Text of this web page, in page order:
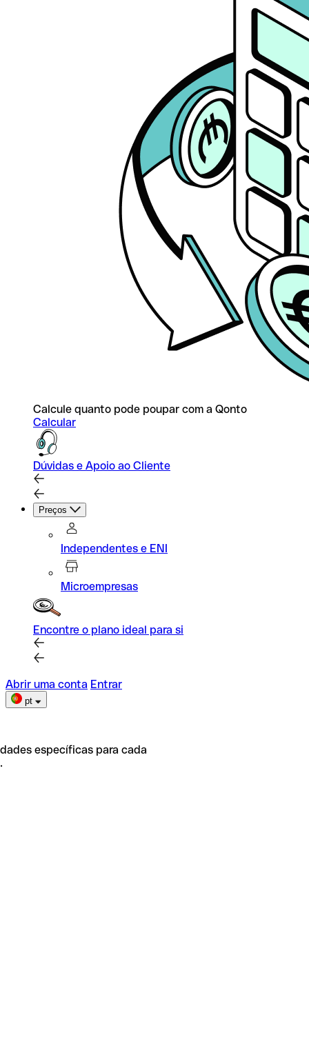
Calcule quanto pode poupar com a Qonto
Calcular
Dúvidas e Apoio ao Cliente
Preços
Independentes e ENI
Microempresas
Encontre o plano ideal para si
Abrir uma conta Entrar
pt
específicas para cada